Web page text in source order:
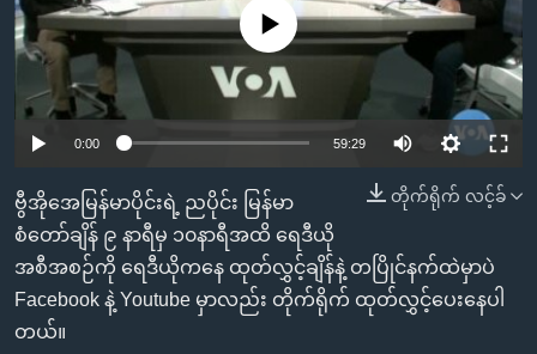
ရန်
ပင်မ
ညွန်း
စာမျက်နှာ
ကျော်
ကြည့်
ရန်
ရှာဖွေ
ရန်
မကြေးမုံရဲ့ အင်္ဂလိပ်စာ
ရုပ်ရှင်ထဲက အင်္ဂလိပ်စာ
သုတပဒေသာ အင်္ဂလိပ်စာ
ရေဒီယို
တီဗွီ
ရေဒီယိုနှင့်ရုပ်သံ အချက်အလက်များ
ရေဒီယို/တီဗွီအစီအစဉ်
Learning English
ဘာသာစကားများ
No media source currently available
0:00 59:29
တိုက်ရိုက် လင့်ခ်
ဗွီအိုအေမြန်မာပိုင်းရဲ့ ညပိုင်း မြန်မာ
စံတော်ချိန် ၉ နာရီမှ ၁၀နာရီအထိ ရေဒီယို
အစီအစဉ်ကို ရေဒီယိုကနေ ထုတ်လွှင့်ချိန်နဲ့ တပြိုင်နက်ထဲမှာပဲ
Facebook နဲ့ Youtube မှာလည်း တိုက်ရိုက် ထုတ်လွှင့်ပေးနေပါ
တယ်။